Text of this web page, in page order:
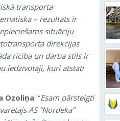
transporta
– rezultāts ir
situāciju
direkcijas
rīcība un darba stils ir
iedzīvotāji, kuri atstāti
Ozoliņa: “Esam pārsteigti
AS “Nordeka”